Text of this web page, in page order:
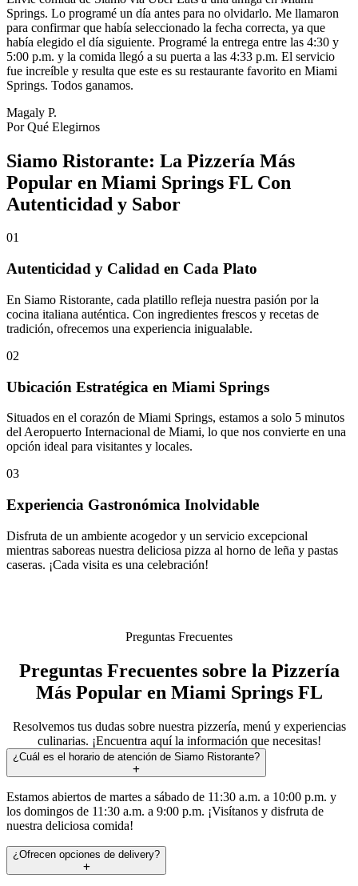
Springs. Lo programé un día antes para no olvidarlo. Me llamaron
para confirmar que había seleccionado la fecha correcta, ya que
había elegido el día siguiente. Programé la entrega entre las 4:30 y
5:00 p.m. y la comida llegó a su puerta a las 4:33 p.m. El servicio
fue increíble y resulta que este es su restaurante favorito en Miami
Springs. Todos ganamos.
Magaly P.
Por Qué Elegirnos
Siamo Ristorante: La Pizzería Más
Popular en Miami Springs FL Con
Autenticidad y Sabor
01
Autenticidad y Calidad en Cada Plato
En Siamo Ristorante, cada platillo refleja nuestra pasión por la
cocina italiana auténtica. Con ingredientes frescos y recetas de
tradición, ofrecemos una experiencia inigualable.
02
Ubicación Estratégica en Miami Springs
Situados en el corazón de Miami Springs, estamos a solo 5 minutos
del Aeropuerto Internacional de Miami, lo que nos convierte en una
opción ideal para visitantes y locales.
03
Experiencia Gastronómica Inolvidable
Disfruta de un ambiente acogedor y un servicio excepcional
mientras saboreas nuestra deliciosa pizza al horno de leña y pastas
caseras. ¡Cada visita es una celebración!
Preguntas Frecuentes
Preguntas Frecuentes sobre la Pizzería
Más Popular en Miami Springs FL
Resolvemos tus dudas sobre nuestra pizzería, menú y experiencias
culinarias. ¡Encuentra aquí la información que necesitas!
¿Cuál es el horario de atención de Siamo Ristorante?
Estamos abiertos de martes a sábado de 11:30 a.m. a 10:00 p.m. y
los domingos de 11:30 a.m. a 9:00 p.m. ¡Visítanos y disfruta de
nuestra deliciosa comida!
¿Ofrecen opciones de delivery?